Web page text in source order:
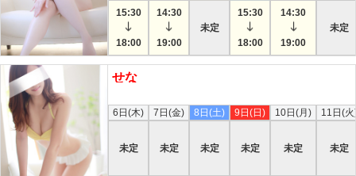
15:30
18:00
14:30
19:00
未定
15:30
18:00
14:30
19:00
未定
せな
6日(木)
未定
7日(金)
未定
8日(土)
未定
9日(日)
未定
10日(月)
未定
11日(
未定